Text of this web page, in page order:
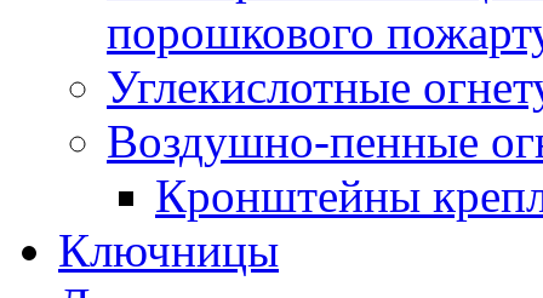
порошкового
Углекислотные
Воздушно-пенные
Кронштейны
Ключницы